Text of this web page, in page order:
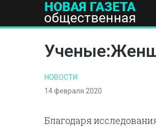
ПОЛИТИКА ОБЩЕСТВО
НОВОСТИ
14 февраля 2020
Благодаря